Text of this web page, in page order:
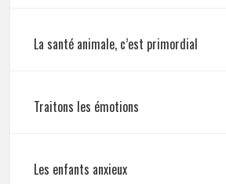
La santé animale, c’est primordial
Traitons les émotions
Les enfants anxieux